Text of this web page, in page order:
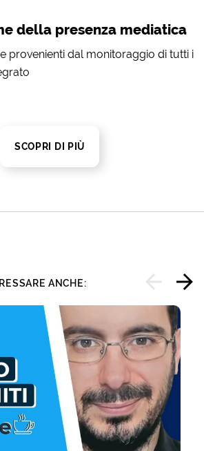
della presenza mediatica
provenienti dal monitoraggio di tutti i
SCOPRI DI PIÙ
ANCHE: